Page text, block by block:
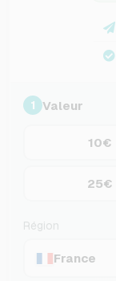
1 Valeur
10€
25€
Région
France